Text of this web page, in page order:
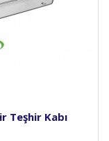
Teşhir Kabı